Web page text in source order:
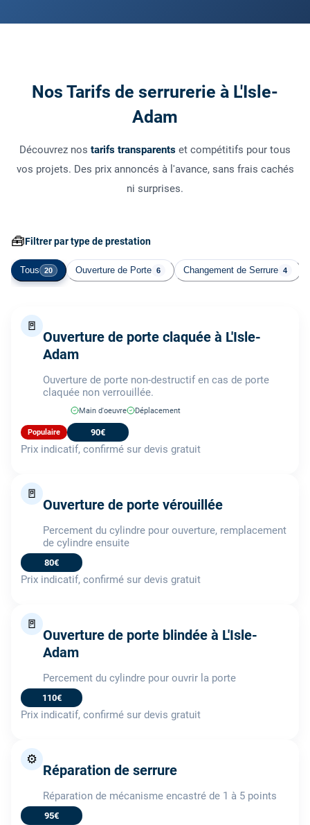
Nos Tarifs de serrurerie à L'Isle-
Adam
Découvrez nos tarifs transparents et compétitifs pour tous
vos projets. Des prix annoncés à l'avance, sans frais cachés
ni surprises.
🧰Filtrer par type de prestation
Tous 20 Ouverture de Porte 6 Changement de Serrure 4
🚪
Ouverture de porte claquée à L'Isle-
Adam
Ouverture de porte non-destructif en cas de porte
claquée non verrouillée.
Main d'oeuvre Déplacement
Populaire 90€
Prix indicatif, confirmé sur devis gratuit
🚪
Ouverture de porte vérouillée
Percement du cylindre pour ouverture, remplacement
de cylindre ensuite
80€
Prix indicatif, confirmé sur devis gratuit
🚪
Ouverture de porte blindée à L'Isle-
Adam
Percement du cylindre pour ouvrir la porte
110€
Prix indicatif, confirmé sur devis gratuit
⚙️
Réparation de serrure
Réparation de mécanisme encastré de 1 à 5 points
95€